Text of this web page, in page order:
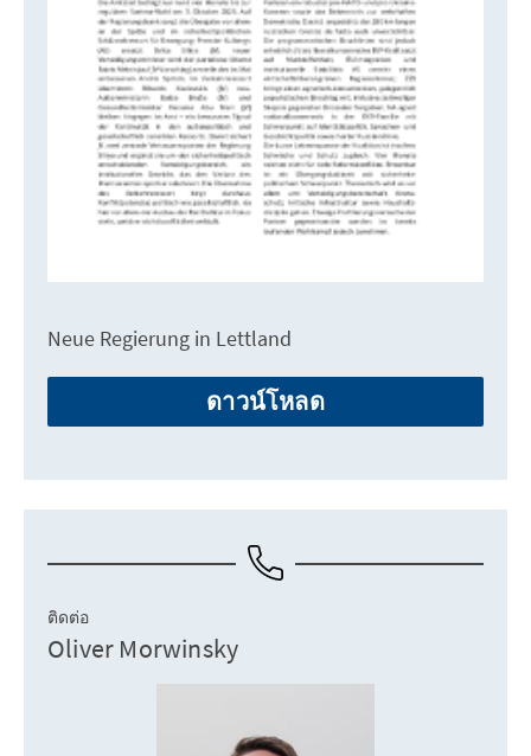
Neue Regierung in Lettland
ดาวน์โหลด
ติดต่อ
Oliver Morwinsky